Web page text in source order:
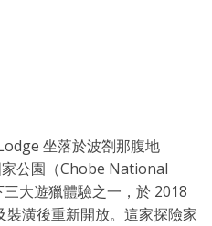
坐落於波劄那腹地
家公園（Chobe National
大遊獵體驗之一，於 2018
潢後重新開放。這家探險家